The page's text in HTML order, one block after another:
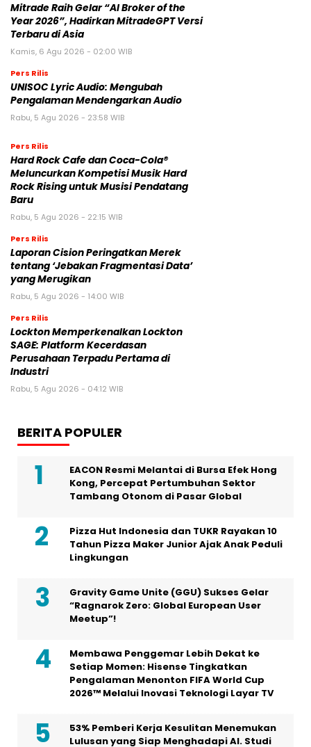
Mitrade Raih Gelar “AI Broker of the
Year 2026”, Hadirkan MitradeGPT Versi
Terbaru di Asia
Kamis, 6 Agu 2026 - 02:00 WIB
Pers Rilis
UNISOC Lyric Audio: Mengubah
Pengalaman Mendengarkan Audio
Rabu, 5 Agu 2026 - 23:58 WIB
Pers Rilis
Hard Rock Cafe dan Coca-Cola®
Meluncurkan Kompetisi Musik Hard
Rock Rising untuk Musisi Pendatang
Baru
Rabu, 5 Agu 2026 - 22:15 WIB
Pers Rilis
Laporan Cision Peringatkan Merek
tentang ‘Jebakan Fragmentasi Data’
yang Merugikan
Rabu, 5 Agu 2026 - 14:00 WIB
Pers Rilis
Lockton Memperkenalkan Lockton
SAGE: Platform Kecerdasan
Perusahaan Terpadu Pertama di
Industri
Rabu, 5 Agu 2026 - 04:12 WIB
BERITA POPULER
EACON Resmi Melantai di Bursa Efek Hong
Kong, Percepat Pertumbuhan Sektor
Tambang Otonom di Pasar Global
Pizza Hut Indonesia dan TUKR Rayakan 10
Tahun Pizza Maker Junior Ajak Anak Peduli
Lingkungan
Gravity Game Unite (GGU) Sukses Gelar
“Ragnarok Zero: Global European User
Meetup”!
Membawa Penggemar Lebih Dekat ke
Setiap Momen: Hisense Tingkatkan
Pengalaman Menonton FIFA World Cup
2026™ Melalui Inovasi Teknologi Layar TV
53% Pemberi Kerja Kesulitan Menemukan
Lulusan yang Siap Menghadapi AI. Studi